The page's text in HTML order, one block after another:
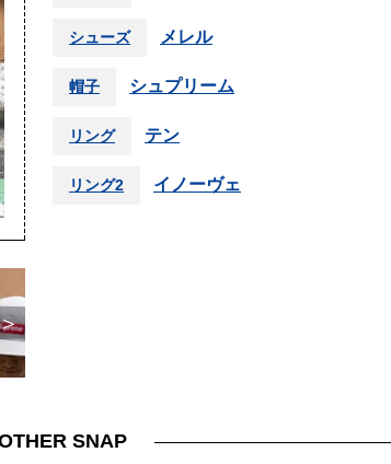
シューズ メレル
帽子 シュプリーム
リング テン
リング2 イノーヴェ
SNAP